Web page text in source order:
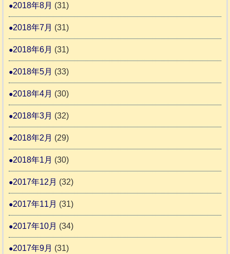
2018年8月 (31)
2018年7月 (31)
2018年6月 (31)
2018年5月 (33)
2018年4月 (30)
2018年3月 (32)
2018年2月 (29)
2018年1月 (30)
2017年12月 (32)
2017年11月 (31)
2017年10月 (34)
2017年9月 (31)